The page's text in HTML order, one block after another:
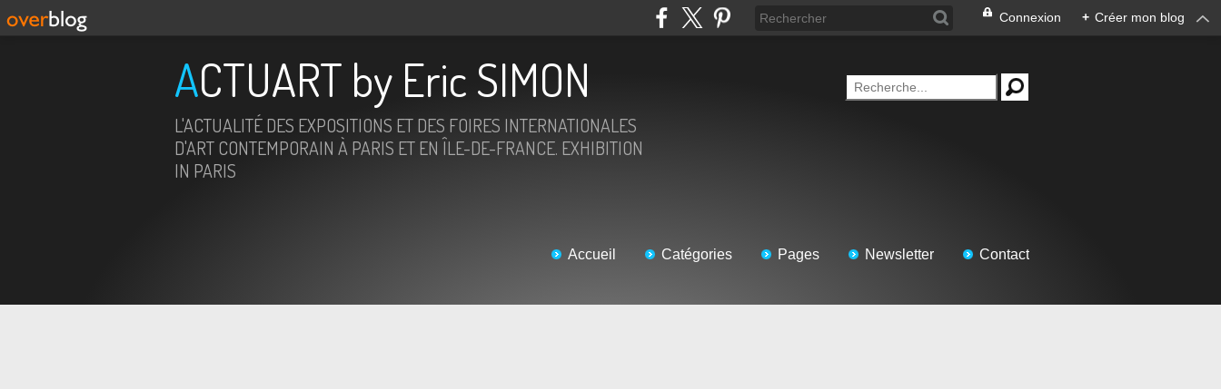
Connexion + Créer mon blog
ACTUART by Eric SIMON
L'ACTUALITÉ DES EXPOSITIONS ET DES FOIRES INTERNATIONALES
D'ART CONTEMPORAIN À PARIS ET EN ÎLE-DE-FRANCE. EXHIBITION
IN PARIS
Accueil Catégories Pages Newsletter Contact